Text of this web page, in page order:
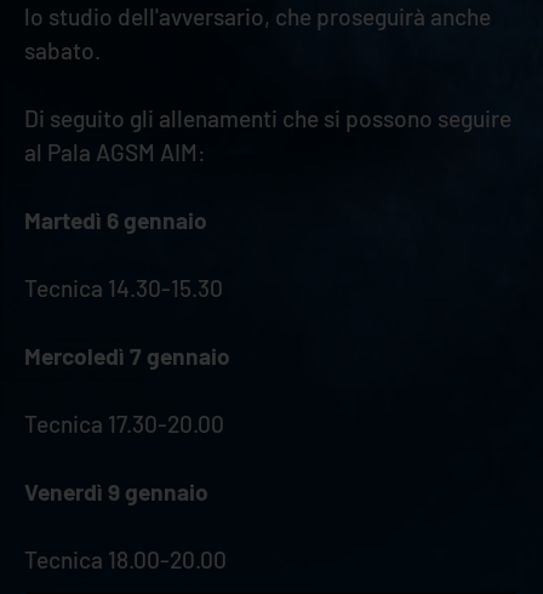
lo studio dell'avversario, che proseguirà anche
sabato.
Di seguito gli allenamenti che si possono seguire
al Pala AGSM AIM:
Martedì 6 gennaio
Tecnica 14.30-15.30
Mercoledì 7 gennaio
Tecnica 17.30-20.00
Venerdì 9 gennaio
Tecnica 18.00-20.00